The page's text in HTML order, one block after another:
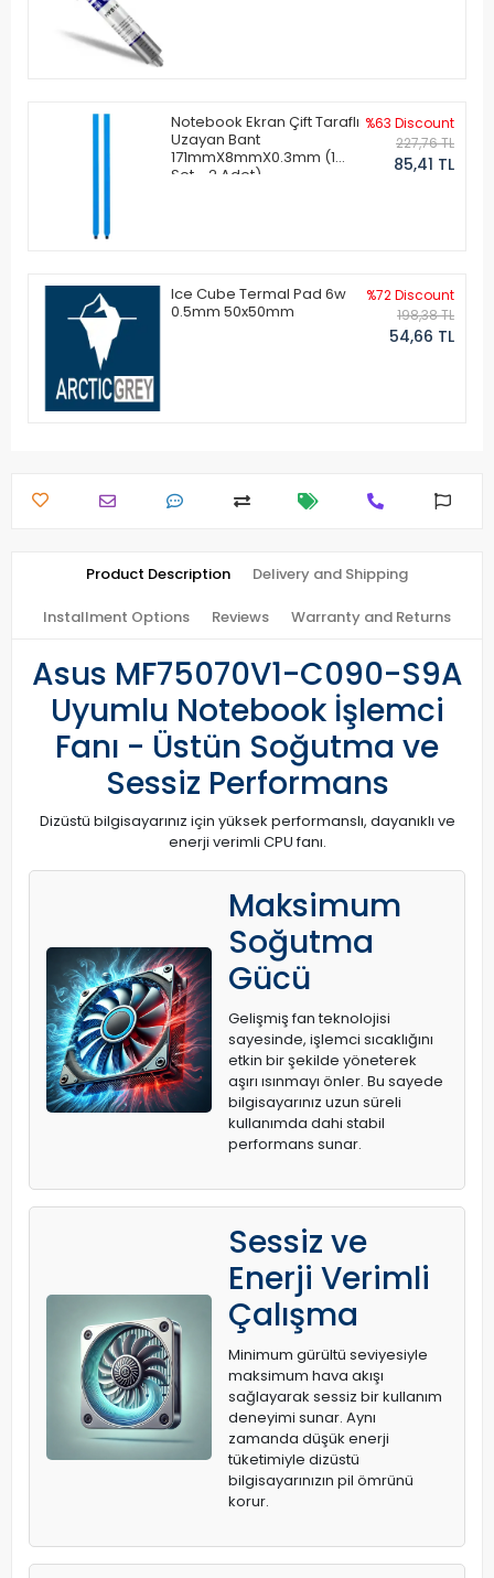
Notebook Ekran Çift Taraflı
Uzayan Bant
171mmX8mmX0.3mm (1
Set - 2 Adet)
%63 Discount
227,76 TL
85,41 TL
Ice Cube Termal Pad 6w
0.5mm 50x50mm
%72 Discount
198,38 TL
54,66 TL
Product Description Delivery and Shipping
Installment Options Reviews Warranty and Returns
Asus MF75070V1-C090-S9A
Uyumlu Notebook İşlemci
Fanı - Üstün Soğutma ve
Sessiz Performans
Dizüstü bilgisayarınız için yüksek performanslı, dayanıklı ve
enerji verimli CPU fanı.
Maksimum
Soğutma
Gücü
Gelişmiş fan teknolojisi
sayesinde, işlemci sıcaklığını
etkin bir şekilde yöneterek
aşırı ısınmayı önler. Bu sayede
bilgisayarınız uzun süreli
kullanımda dahi stabil
performans sunar.
Sessiz ve
Enerji Verimli
Çalışma
Minimum gürültü seviyesiyle
maksimum hava akışı
sağlayarak sessiz bir kullanım
deneyimi sunar. Aynı
zamanda düşük enerji
tüketimiyle dizüstü
bilgisayarınızın pil ömrünü
korur.